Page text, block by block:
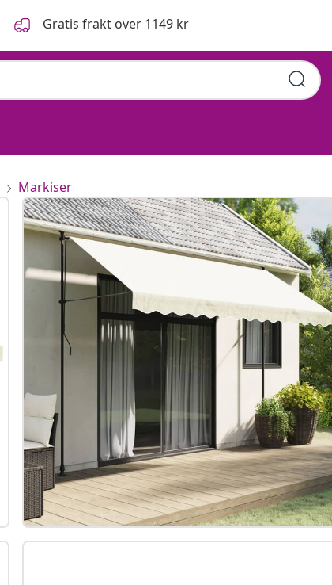
Gratis frakt over 1149 kr
Markiser